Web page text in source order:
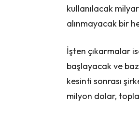
kullanılacak
alınmayacak bir
İşten çıkarmalar
başlayacak ve
kesinti sonrası
milyon dolar,